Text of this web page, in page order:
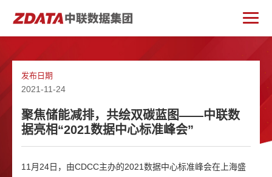
发布日期
2021-11-24
聚焦储能减排，共绘双碳蓝图——中联数
据亮相“2021数据中心标准峰会”
11月24日，由CDCC主办的2021数据中心标准峰会在上海盛